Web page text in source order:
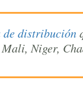
de distribución
Mali, Niger,